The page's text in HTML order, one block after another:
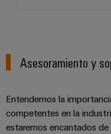
Asesoramiento y
Entendemos la
competentes en la
estaremos encantados